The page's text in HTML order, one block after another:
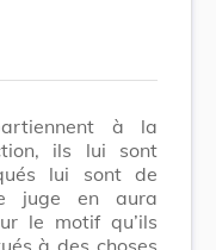
à la
ils lui sont
lui sont de
juge en aura
le motif qu’ils
à des choses